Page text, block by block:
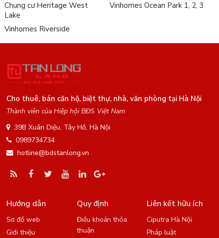
Chung cư Heritage West
Lake
Vinhomes Ocean Park 1, 2, 3
Vinhomes Riverside
Cho thuê, bán căn hộ, biệt thự, nhà, văn phòng tại Hà Nội
Thành viên của Hiệp hội BĐS Việt Nam
39B Xuân Diệu, Tây Hồ, Hà Nội
0989734734
hotline@bdstanlong.vn
Hướng dẫn
Sơ đồ web
Giới thiệu
Quy định
Điều khoản thỏa
thuận
Liên kết hữu ích
Ciputra Hà Nội
Pháp luật